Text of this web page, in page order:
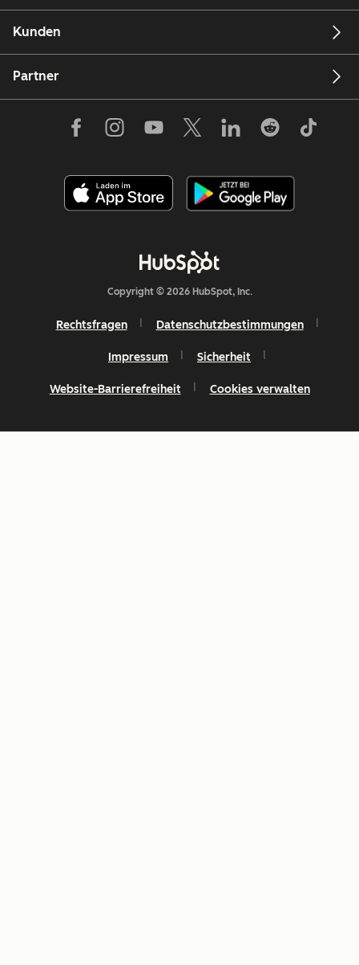
Kunden
Partner
Copyright © 2026 HubSpot, Inc.
Rechtsfragen Datenschutzbestimmungen
Impressum Sicherheit
Website-Barrierefreiheit Cookies verwalten